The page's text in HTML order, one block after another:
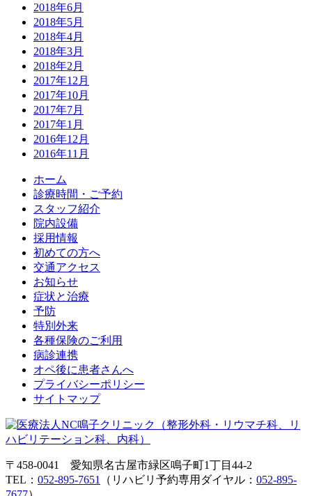
2018年6月
2018年5月
2018年4月
2018年3月
2018年2月
2017年12月
2017年10月
2017年7月
2017年1月
2016年12月
2016年11月
ホーム
診療時間・ご予約
スタッフ紹介
院内設備
採用情報
初めての方へ
交通アクセス
お知らせ
症状と治療
予防
特別外来
各種保険のご利用
病診連携
オペ後に患者さんへ
プライバシーポリシー
サイトマップ
〒458-0041 愛知県名古屋市緑区鳴子町1丁目44-2
TEL： 052-895-7651 （リハビリ予約専用ダイヤル： 052-895-